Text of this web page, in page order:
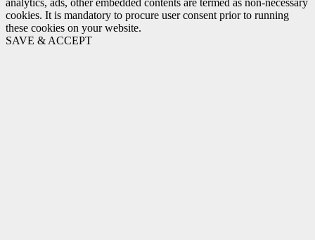
analytics, ads, other embedded contents are termed as non-necessary
cookies. It is mandatory to procure user consent prior to running
these cookies on your website.
SAVE & ACCEPT